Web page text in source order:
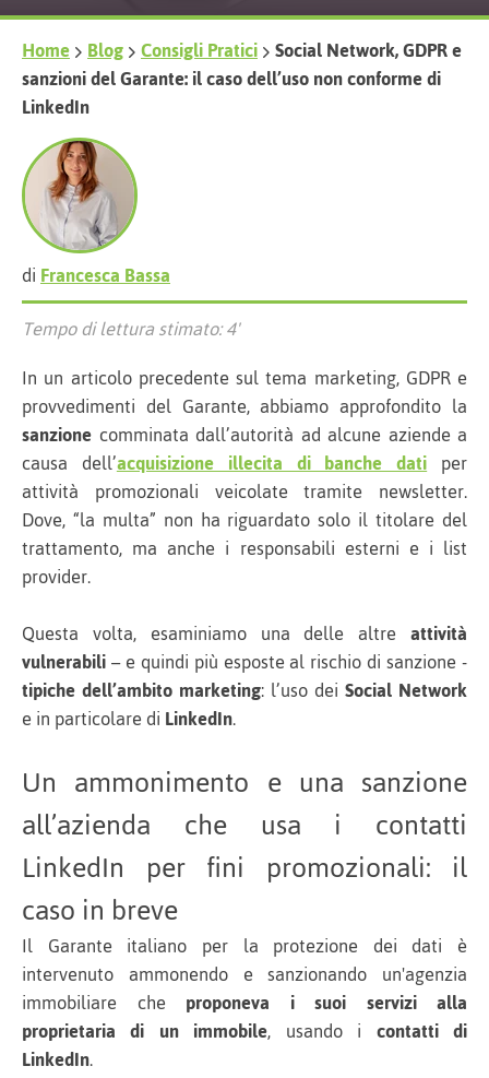
Home Blog Consigli Pratici Social Network, GDPR e
sanzioni del Garante: il caso dell’uso non conforme di
LinkedIn
diFrancesca Bassa
Tempo di lettura stimato: 4'
In un articolo precedente sul tema marketing, GDPR e
provvedimenti del Garante, abbiamo approfondito la
sanzione comminata dall’autorità ad alcune aziende a
causa dell’acquisizione illecita di banche datiper
attività promozionali veicolate tramite newsletter.
Dove, “la multa” non ha riguardato solo il titolare del
trattamento, ma anche i responsabili esterni e i list
provider.
Questa volta, esaminiamo una delle altre attività
vulnerabili– e quindi più esposte al rischio di sanzione -
tipiche dell’ambito marketing: l’uso dei Social Network
e in particolare diLinkedIn.
Un ammonimento e una sanzione
all’azienda che usa i contatti
LinkedIn per fini promozionali: il
caso in breve
Il Garante italiano per la protezione dei dati è
intervenuto ammonendo e sanzionando un'agenzia
immobiliare che proponeva i suoi servizi alla
proprietaria di un immobile, usando i contatti di
LinkedIn.